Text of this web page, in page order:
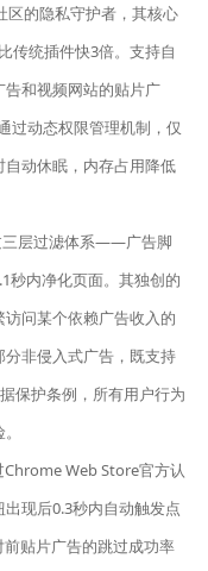
区的隐私守护者，其核心
传统插件快3倍。支持自
和视频网站的贴片广
过动态权限管理机制，仅
动休眠，内存占用降低
三层过滤体系——广告脚
秒内净化页面。其独创的
访问某个依赖广告收入的
非侵入式广告，既支持
保护条例，所有用户行为
Web Store官方认
现后0.3秒内自动触发点
贴片广告的跳过成功率